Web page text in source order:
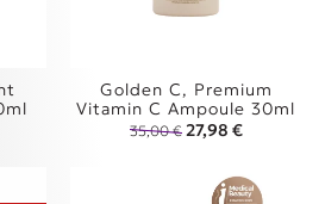
was: 25,00 €.
τιμή είναι: 19,98 €.
Golden C, Premium
Vitamin C Ampoule 30ml
35,00€ Original price
27,98 €Η